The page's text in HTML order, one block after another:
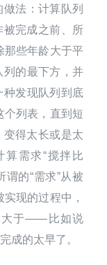
法：计算队列
完成之前、所
那些年龄大于平
列的最下方，并
种发现队列到底
个列表，直到短
得太长或是太
需求“搅拌比
谓的“需求”从被
现的过程中，
大于——比如说
成的太早了。